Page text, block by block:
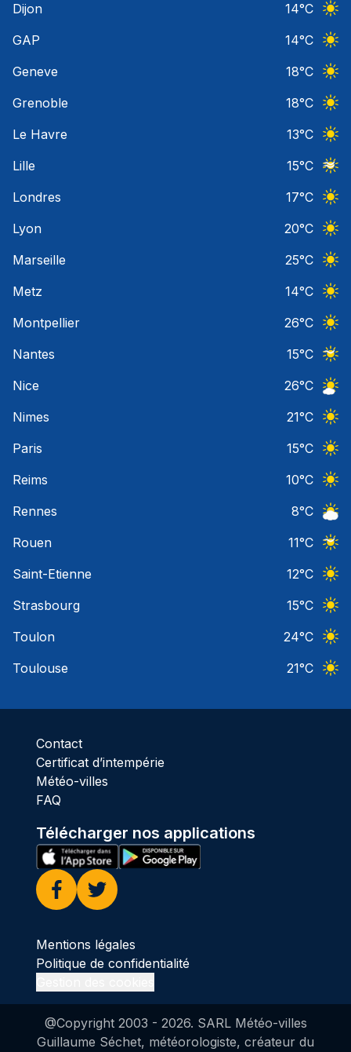
Dijon
14°C
GAP
14°C
Geneve
18°C
Grenoble
18°C
Le Havre
13°C
Lille
15°C
Londres
17°C
Lyon
20°C
Marseille
25°C
Metz
14°C
Montpellier
26°C
Nantes
15°C
Nice
26°C
Nimes
21°C
Paris
15°C
Reims
10°C
Rennes
8°C
Rouen
11°C
Saint-Etienne
12°C
Strasbourg
15°C
Toulon
24°C
Toulouse
21°C
Contact
Certificat d’intempérie
Météo-villes
FAQ
Télécharger nos applications
Facebook
Twitter
Mentions légales
Politique de confidentialité
@Copyright 2003 - 2026. SARL Météo-villes
Guillaume Séchet, météorologiste, créateur du